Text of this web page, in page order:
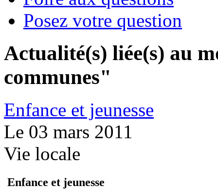
Posez votre question
Actualité(s) liée(s) au
communes"
Enfance et jeunesse
Le 03 mars 2011
Vie locale
Enfance et jeunesse